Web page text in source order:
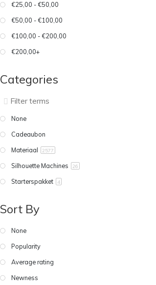
€25,00 - €50,00
€50,00 - €100,00
€100,00 - €200,00
€200,00+
Categories
None
Cadeaubon
Materiaal
2577
Silhouette Machines 26
Starterspakket 4
Sort By
None
Popularity
Average rating
Newness